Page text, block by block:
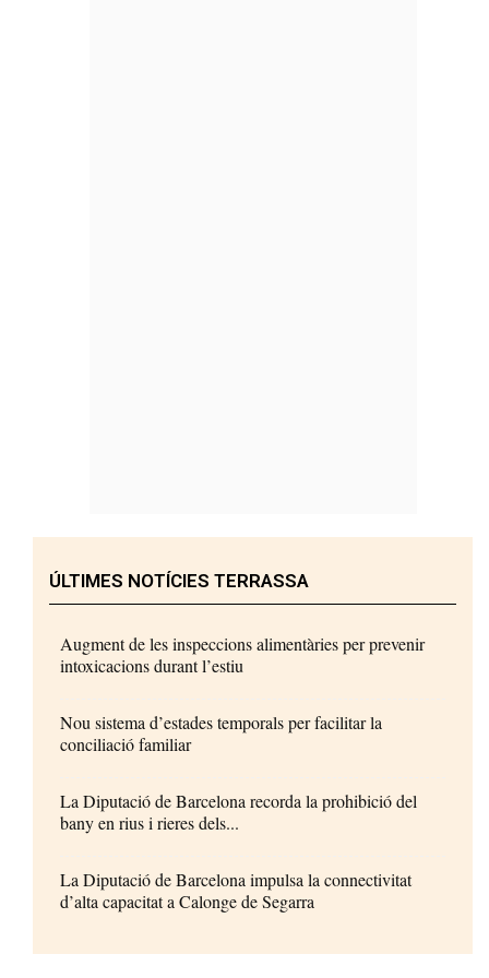
ÚLTIMES NOTÍCIES TERRASSA
Augment de les inspeccions alimentàries per prevenir
intoxicacions durant l’estiu
Nou sistema d’estades temporals per facilitar la
conciliació familiar
La Diputació de Barcelona recorda la prohibició del
bany en rius i rieres dels...
La Diputació de Barcelona impulsa la connectivitat
d’alta capacitat a Calonge de Segarra